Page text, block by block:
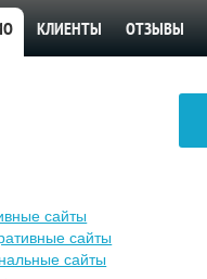
КЛИЕНТЫ ОТЗЫВЫ
сайты
сайты
сайты